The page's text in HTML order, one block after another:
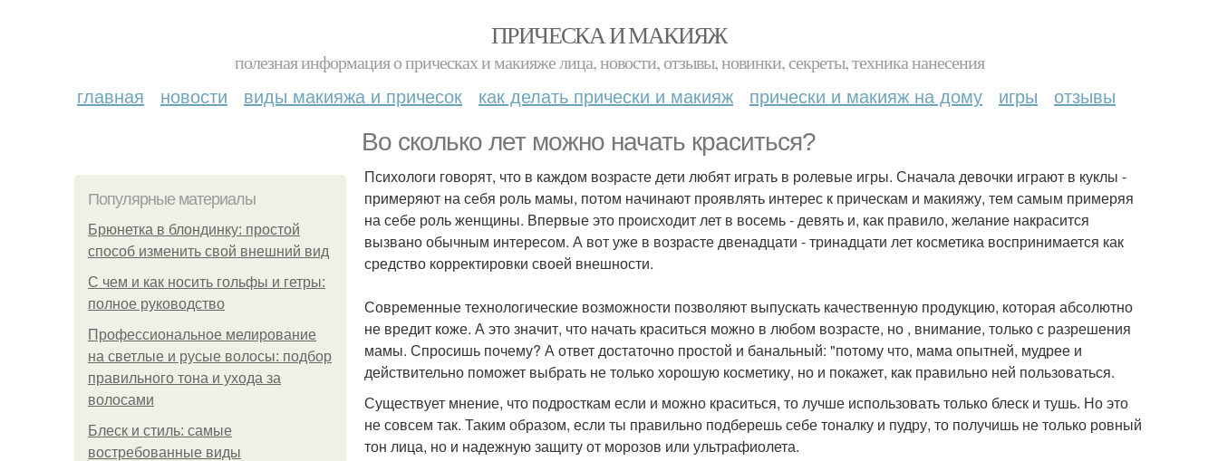
ПРИЧЕСКА И МАКИЯЖ
полезная информация о прическах и макияже лица, новости, отзывы, новинки, секреты, техника нанесения
главная новости виды макияжа и причесок как делать прически и макияж прически и макияж на дому игры отзывы
Во сколько лет можно начать краситься?
Популярные материалы
Брюнетка в блондинку: простой
способ изменить свой внешний вид
С чем и как носить гольфы и гетры:
полное руководство
Профессиональное мелирование
на светлые и русые волосы: подбор
правильного тона и ухода за
волосами
Блеск и стиль: самые
востребованные виды
Психологи говорят, что в каждом возрасте дети любят играть в ролевые игры. Сначала девочки играют в куклы -
примеряют на себя роль мамы, потом начинают проявлять интерес к прическам и макияжу, тем самым примеряя
на себе роль женщины. Впервые это происходит лет в восемь - девять и, как правило, желание накрасится
вызвано обычным интересом. А вот уже в возрасте двенадцати - тринадцати лет косметика воспринимается как
средство корректировки своей внешности.
Современные технологические возможности позволяют выпускать качественную продукцию, которая абсолютно
не вредит коже. А это значит, что начать краситься можно в любом возрасте, но , внимание, только с разрешения
мамы. Спросишь почему? А ответ достаточно простой и банальный: "потому что, мама опытней, мудрее и
действительно поможет выбрать не только хорошую косметику, но и покажет, как правильно ней пользоваться.
Существует мнение, что подросткам если и можно краситься, то лучше использовать только блеск и тушь. Но это
не совсем так. Таким образом, если ты правильно подберешь себе тоналку и пудру, то получишь не только ровный
тон лица, но и надежную защиту от морозов или ультрафиолета.